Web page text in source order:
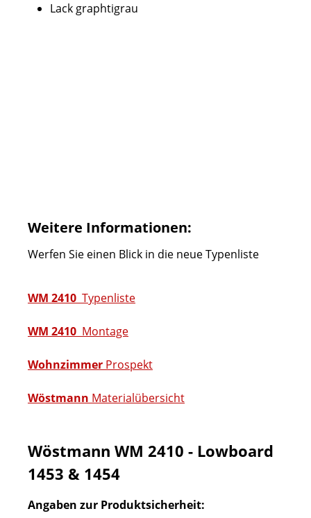
Lack graphtigrau
Weitere Informationen:
Werfen Sie einen Blick in die neue Typenliste
WM 2410 Typenliste
WM 2410 Montage
Wohnzimmer Prospekt
Wöstmann Materialübersicht
Wöstmann WM 2410 - Lowboard
1453 & 1454
Angaben zur Produktsicherheit: